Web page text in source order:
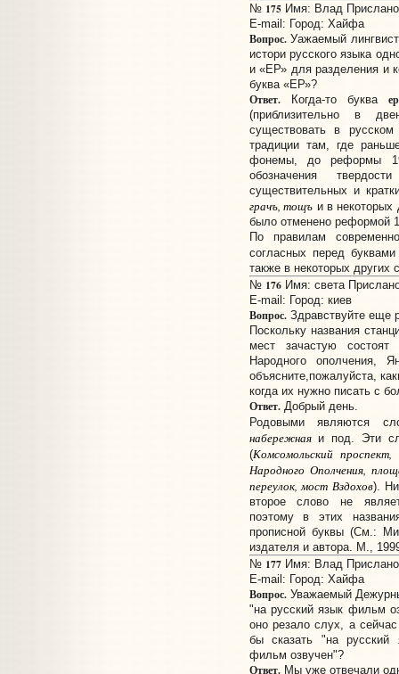
№ 175Имя: Влад
E-mail: Город: Хайфа
Вопрос.Уажаемый
истори русского языка
и «ЕР» для разделения и
буква «ЕР»?
Ответ.Когда-то букваер
(приблизительно в
существовать в
традиции там, где
фонемы, до реформы
обозначения
существительных и
грачъ, тощъ и в
было отменено реформой
По правилам
согласных перед
также в некоторых других
№ 176Имя: света
E-mail: Город: киев
Вопрос.Здравствуйте еще
Поскольку названия
мест зачастую
Народного ополчения,
объясните,пожалуйста,
когда их нужно писать с
Ответ.Добрый день.
Родовыми являются
набережнаяи под. Эти
(Комсомольский
Народного Ополчения,
переулок, мост Вздохов).
второе слово не
поэтому в этих
прописной буквы (См.:
издателя и автора. М.,
№ 177Имя: Влад
E-mail: Город: Хайфа
Вопрос.Уважаемый
"на русский язык фильм
оно резало слух, а
бы сказать "на русский
фильм озвучен"?
Ответ.Мы уже отвечали